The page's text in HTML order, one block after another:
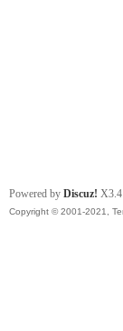
Powered by Discuz! X3.4
Copyright © 2001-2021,